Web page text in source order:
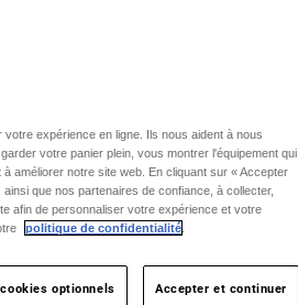
Color -Noir
selected
expérience en ligne. Ils nous aident à nous
votre panier plein, vous montrer l'équipement qui
améliorer notre site web. En cliquant sur « Accepter
que nos partenaires de confiance, à collecter,
afin de personnaliser votre expérience et votre
politique de confidentialité.
optionnels Accepter et continuer